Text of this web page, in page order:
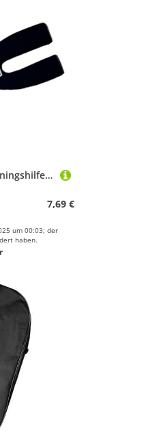
Gralara Gewichtstrainingshilfe Als Trainingszubehör Schlägerausgleichsgewicht Gewichtswerkzeug Und Armkrafttrainer Selbstklebend Zur Steigerung von Kraft für, Schwarz
7,69 €
um 00:03; der
haben.